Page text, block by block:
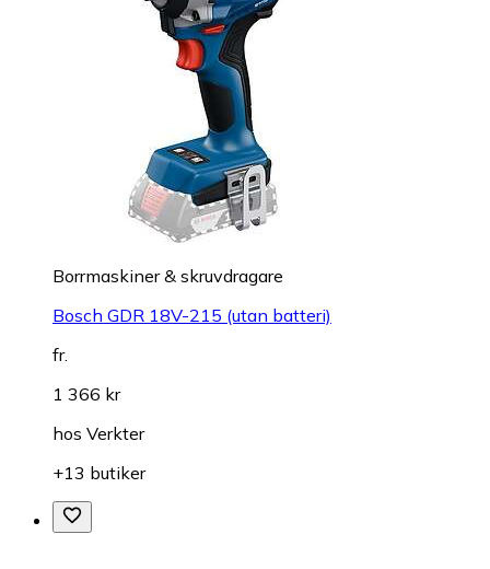
Borrmaskiner & skruvdragare
Bosch GDR 18V-215 (utan batteri)
fr.
1 366 kr
hos Verkter
+13 butiker